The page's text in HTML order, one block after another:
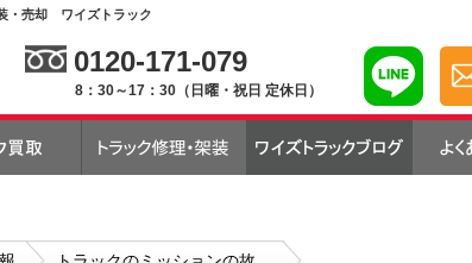
・売却 ワイズトラック
0120-171-079
8：30～17：30（日曜・祝日 定休日）